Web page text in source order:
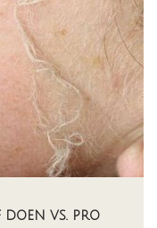
DOEN VS. PRO